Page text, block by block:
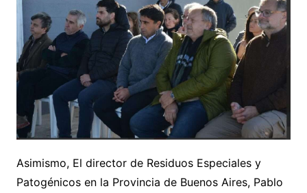
Asimismo, El director de Residuos Especiales y
Patogénicos en la Provincia de Buenos Aires, Pablo